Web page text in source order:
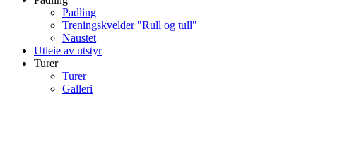
Padling
Treningskvelder "Rull og tull"
Naustet
Utleie av utstyr
Turer
Turer
Galleri